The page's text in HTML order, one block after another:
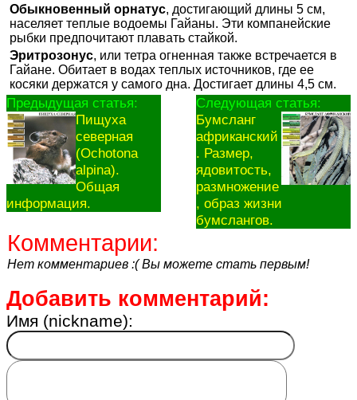
Обыкновенный орнатус, достигающий длины 5 см,
населяет теплые водоемы Гайаны. Эти компанейские
рыбки предпочитают плавать стайкой.
Эритрозонус, или тетра огненная также встречается в
Гайане. Обитает в водах теплых источников, где ее
косяки держатся у самого дна. Достигает длины 4,5 см.
Предыдущая статья:
Пищуха
северная
(Ochotona
alpina).
Общая
информация.
Следующая статья:
Бумсланг
африканский
. Размер,
ядовитость,
размножение
, образ жизни
бумслангов.
Комментарии:
Нет комментариев :( Вы можете стать первым!
Добавить комментарий:
Имя (nickname):